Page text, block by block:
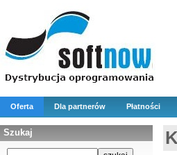
Oferta Dla partnerów Płatności
Szukaj